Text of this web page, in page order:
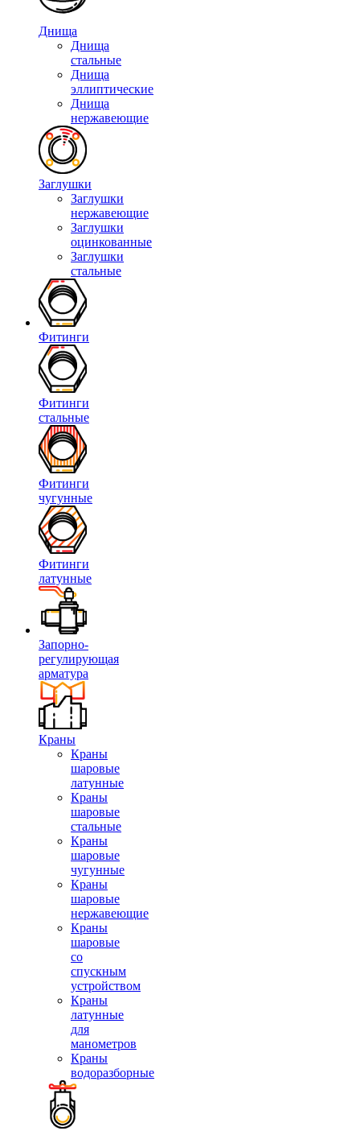
Днища
Днища
стальные
Днища
эллиптические
Днища
нержавеющие
Заглушки
Заглушки
нержавеющие
Заглушки
оцинкованные
Заглушки
стальные
Фитинги
Фитинги
стальные
Фитинги
чугунные
Фитинги
латунные
Запорно-
регулирующая
арматура
Краны
Краны
шаровые
латунные
Краны
шаровые
стальные
Краны
шаровые
чугунные
Краны
шаровые
нержавеющие
Краны
шаровые
со
спускным
устройством
Краны
латунные
для
манометров
Краны
водоразборные